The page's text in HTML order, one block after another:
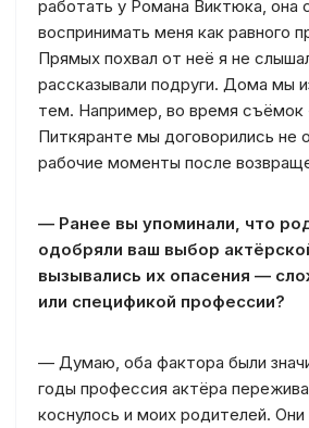
работать у Романа Виктюка, она
воспринимать меня как равного
Прямых похвал от неё я не
рассказывали подруги. Дома мы
тем. Например, во время съёмок
Питкяранте мы договорились не
рабочие моменты после
— Ранее вы упоминали, что
одобряли ваш выбор
вызывались их опасения —
или спецификой профессии?
— Думаю, оба фактора были
годы профессия актёра
коснулось и моих родителей. Они